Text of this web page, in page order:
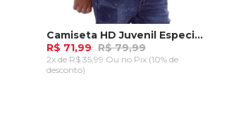
Camiseta HD Juvenil Especial Estampada Island Preta
R$ 71,99 R$ 79,99
2x de R$ 35,99 Ou no Pix (10% de
desconto)